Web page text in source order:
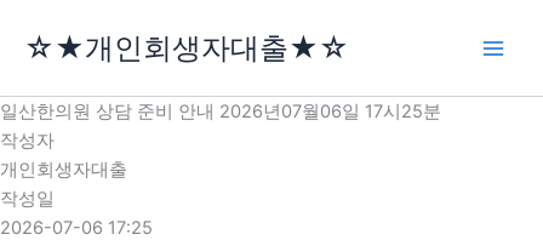
로
건
너
뛰
기
☆★개인회생자대출★☆
일산한의원 상담 준비 안내 2026년07월06일 17시25분
작성자
개인회생자대출
작성일
2026-07-06 17:25